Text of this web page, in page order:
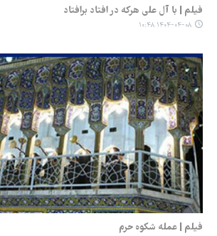
فیلم | با آل علی هرکه در افتاد برافتاد
۱۴۰۴-۰۴-۰۸ ۱۰:۴۸
فیلم | عمله شکوه حرم